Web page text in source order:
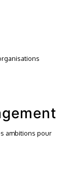
ambitions pour